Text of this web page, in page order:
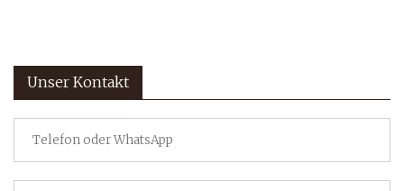
Unser Kontakt